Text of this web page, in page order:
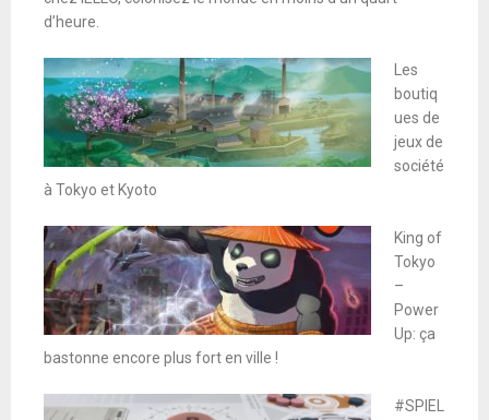
d’heure.
Les
boutiq
ues de
jeux de
société
à Tokyo et Kyoto
King of
Tokyo
–
Power
Up: ça
bastonne encore plus fort en ville !
#SPIEL